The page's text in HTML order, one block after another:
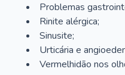
Problemas
Rinite alérgica;
Sinusite;
Urticária e
Vermelhidão nos